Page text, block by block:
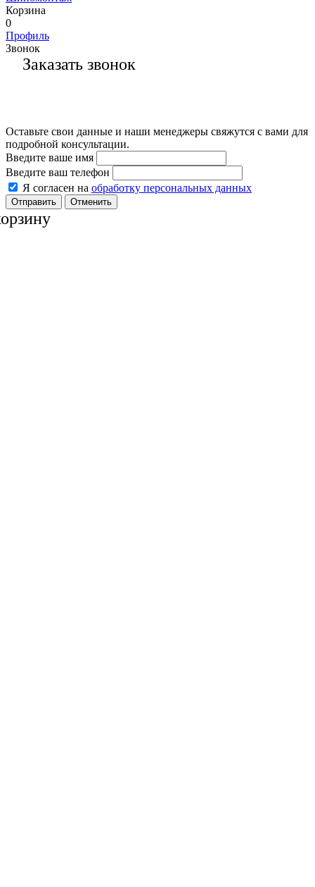
Корзина
0
Профиль
Звонок
Заказать звонок
Оставьте свои данные и наши менеджеры свяжутся с вами для
подробной консультации.
Введите ваше имя
Введите ваш телефон
Я согласен на обработку персональных данных
Отменить